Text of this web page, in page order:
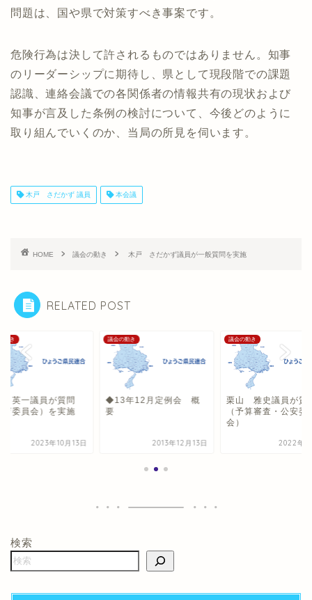
問題は、国や県で対策すべき事案です。
危険行為は決して許されるものではありません。知事
のリーダーシップに期待し、県として現段階での課題
認識、連絡会議での各関係者の情報共有の現状および
知事が言及した条例の検討について、今後どのように
取り組んでいくのか、当局の所見を伺います。
木戸 さだかず 議員 本会議
HOME 議会の動き 木戸 さだかず議員が一般質問を実施
RELATED POST
動き
英一議員が質問
育委員会）を実施
2023年10月13日
議会の動き
◆13年12月定例会 概
要
2013年12月13日
議会の動き
栗山 雅史議員が質
（予算審査・公安委
会）
2022年3
検索